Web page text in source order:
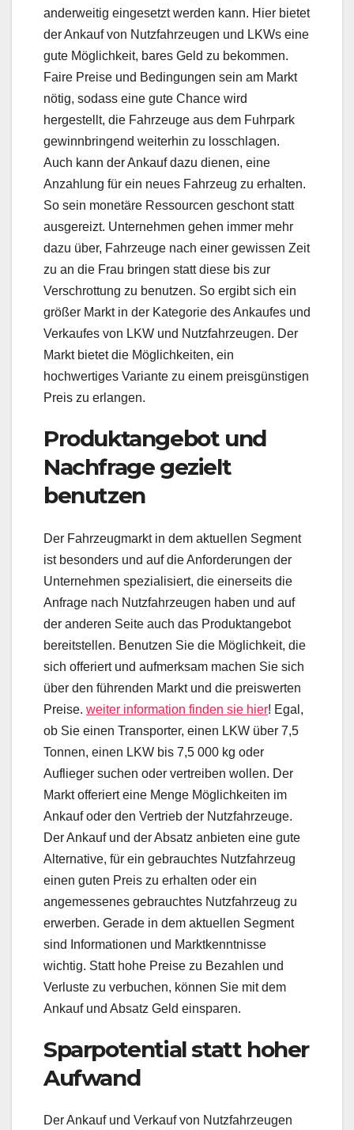
anderweitig eingesetzt werden kann. Hier bietet
der Ankauf von Nutzfahrzeugen und LKWs eine
gute Möglichkeit, bares Geld zu bekommen.
Faire Preise und Bedingungen sein am Markt
nötig, sodass eine gute Chance wird
hergestellt, die Fahrzeuge aus dem Fuhrpark
gewinnbringend weiterhin zu losschlagen.
Auch kann der Ankauf dazu dienen, eine
Anzahlung für ein neues Fahrzeug zu erhalten.
So sein monetäre Ressourcen geschont statt
ausgereizt. Unternehmen gehen immer mehr
dazu über, Fahrzeuge nach einer gewissen Zeit
zu an die Frau bringen statt diese bis zur
Verschrottung zu benutzen. So ergibt sich ein
größer Markt in der Kategorie des Ankaufes und
Verkaufes von LKW und Nutzfahrzeugen. Der
Markt bietet die Möglichkeiten, ein
hochwertiges Variante zu einem preisgünstigen
Preis zu erlangen.
Produktangebot und
Nachfrage gezielt
benutzen
Der Fahrzeugmarkt in dem aktuellen Segment
ist besonders und auf die Anforderungen der
Unternehmen spezialisiert, die einerseits die
Anfrage nach Nutzfahrzeugen haben und auf
der anderen Seite auch das Produktangebot
bereitstellen. Benutzen Sie die Möglichkeit, die
sich offeriert und aufmerksam machen Sie sich
über den führenden Markt und die preiswerten
Preise. weiter information finden sie hier! Egal,
ob Sie einen Transporter, einen LKW über 7,5
Tonnen, einen LKW bis 7,5 000 kg oder
Auflieger suchen oder vertreiben wollen. Der
Markt offeriert eine Menge Möglichkeiten im
Ankauf oder den Vertrieb der Nutzfahrzeuge.
Der Ankauf und der Absatz anbieten eine gute
Alternative, für ein gebrauchtes Nutzfahrzeug
einen guten Preis zu erhalten oder ein
angemessenes gebrauchtes Nutzfahrzeug zu
erwerben. Gerade in dem aktuellen Segment
sind Informationen und Marktkenntnisse
wichtig. Statt hohe Preise zu Bezahlen und
Verluste zu verbuchen, können Sie mit dem
Ankauf und Absatz Geld einsparen.
Sparpotential statt hoher
Aufwand
Der Ankauf und Verkauf von Nutzfahrzeugen